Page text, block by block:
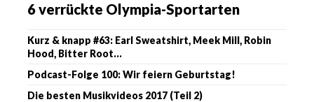
6 verrückte Olympia-Sportarten
Kurz & knapp #63: Earl Sweatshirt, Meek Mill, Robin
Hood, Bitter Root…
Podcast-Folge 100: Wir feiern Geburtstag!
Die besten Musikvideos 2017 (Teil 2)